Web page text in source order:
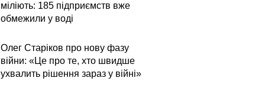
міліють: 185 підприємств вже
обмежили у воді
Олег Старіков про нову фазу
війни: «Це про те, хто швидше
ухвалить рішення зараз у війні»